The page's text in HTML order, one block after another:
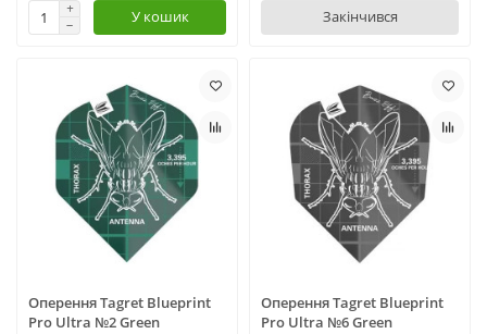
У кошик Закінчився
Оперення Tagret Blueprint
Pro Ultra №2 Green
Оперення Tagret Blueprint
Pro Ultra №6 Green